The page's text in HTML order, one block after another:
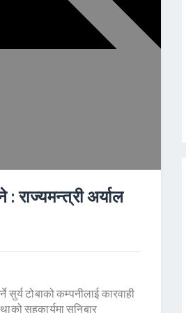
: राज्यमन्त्री अर्याल
टोबाको कम्पनीलाई कारवाही
सहकार्यमा सनिबार